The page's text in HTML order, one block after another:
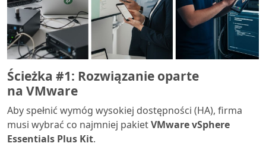
Ścieżka #1: Rozwiązanie oparte
na VMware
Aby spełnić wymóg wysokiej dostępności (HA), firma
musi wybrać co najmniej pakietVMware vSphere
Essentials Plus Kit.